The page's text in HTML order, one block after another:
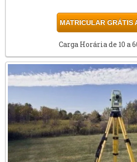
MATRICULAR GRÁTIS
Carga Horária de 10 a